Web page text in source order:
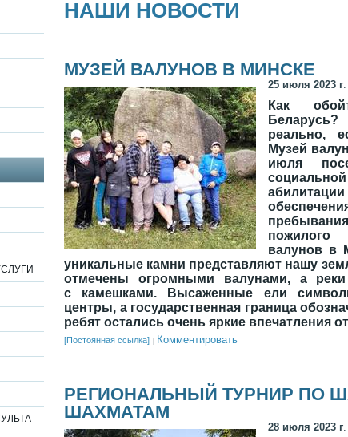
НАШИ НОВОСТИ
МУЗЕЙ ВАЛУНОВ В МИНСКЕ
25 июля 2023 г.
Как
реально,
Музей
июля
валунов в
уникальные камни представляют нашу
отмечены огромными валунами, а
с камешками. Высаженные ели
центры, а государственная граница
ребят остались очень яркие впечатления
[Постоянная ссылка] Комментировать
РЕГИОНАЛЬНЫЙ ТУРНИР ПО
ШАХМАТАМ
28 июля 2023 г.